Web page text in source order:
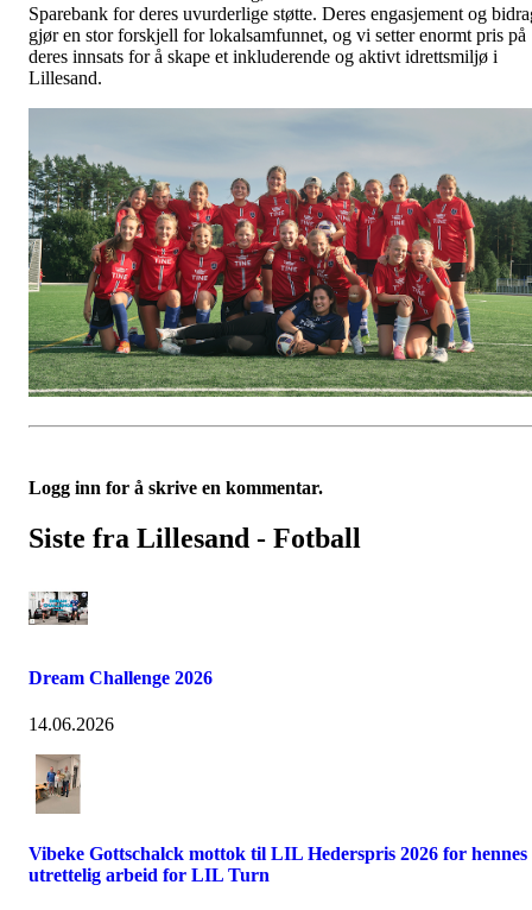
Sparebank for deres uvurderlige støtte. Deres engasjement og
gjør en stor forskjell for lokalsamfunnet, og vi setter enormt pris på
deres innsats for å skape et inkluderende og aktivt idrettsmiljø i
Lillesand.
Logg inn for å skrive en kommentar.
Siste fra Lillesand - Fotball
Dream Challenge 2026
14.06.2026
Vibeke Gottschalck mottok til LIL Hederspris 2026 for hennes
utrettelig arbeid for LIL Turn